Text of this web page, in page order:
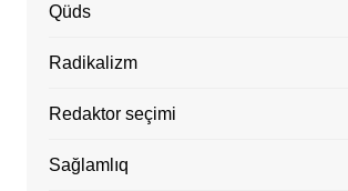
Qüds
Radikalizm
Redaktor seçimi
Sağlamlıq